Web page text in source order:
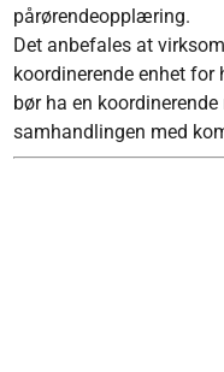
pårørendeopplæring.
Det anbefales at
koordinerende enhet
bør ha en
samhandlingen med